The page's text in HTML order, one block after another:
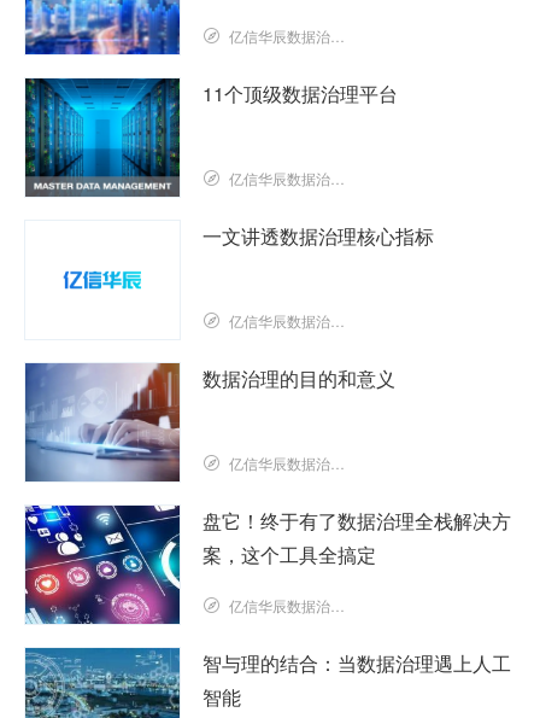
亿信华辰数据治理研究院
11个顶级数据治理平台
亿信华辰数据治理研究院
一文讲透数据治理核心指标
亿信华辰数据治理研究院
数据治理的目的和意义
亿信华辰数据治理研究院
盘它！终于有了数据治理全栈解决方
案，这个工具全搞定
亿信华辰数据治理研究院
智与理的结合：当数据治理遇上人工
智能